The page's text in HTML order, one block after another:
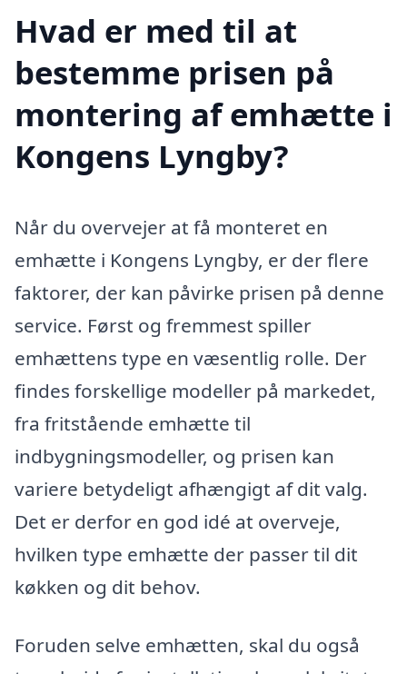
Hvad er med til at
bestemme prisen på
montering af emhætte i
Kongens Lyngby?
Når du overvejer at få monteret en
emhætte i Kongens Lyngby, er der flere
faktorer, der kan påvirke prisen på denne
service. Først og fremmest spiller
emhættens type en væsentlig rolle. Der
findes forskellige modeller på markedet,
fra fritstående emhætte til
indbygningsmodeller, og prisen kan
variere betydeligt afhængigt af dit valg.
Det er derfor en god idé at overveje,
hvilken type emhætte der passer til dit
køkken og dit behov.
Foruden selve emhætten, skal du også